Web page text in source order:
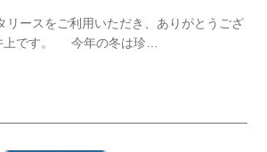
リースをご利用いただき、ありがとうござ
上です。 今年の冬は珍…